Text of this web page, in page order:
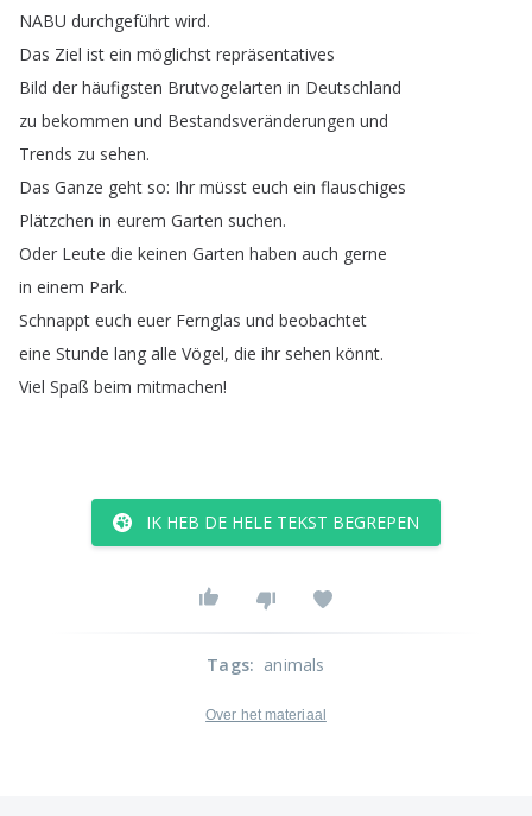
NABU durchgeführt wird.
Das Ziel ist ein möglichst repräsentatives
Bild der häufigsten Brutvogelarten in Deutschland
zu bekommen und Bestandsveränderungen und
Trends zu sehen.
Das Ganze geht so: Ihr müsst euch ein flauschiges
Plätzchen in eurem Garten suchen.
Oder Leute die keinen Garten haben auch gerne
in einem Park.
Schnappt euch euer Fernglas und beobachtet
eine Stunde lang alle Vögel, die ihr sehen könnt.
Viel Spaß beim mitmachen!
IK HEB DE HELE TEKST BEGREPEN
Tags: animals
Over het materiaal